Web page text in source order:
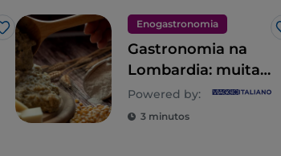
Gosto
Enogastronomia
Gastronomia na
Lombardia: muitas
almas para uma
explosão de
Powered by:
3 minutos